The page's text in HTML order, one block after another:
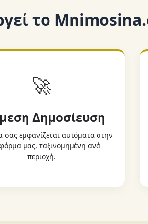
το
🚀
Δημοσίευση
σας εμφανίζεται αυτόματα στην
μας, ταξινομημένη ανά
περιοχή.